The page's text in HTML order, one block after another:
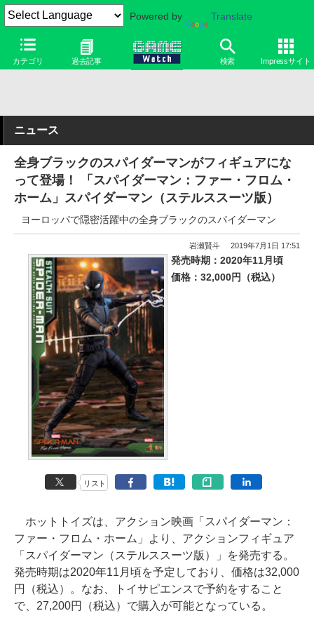
Powered by Translate
カテゴリ 過去記事 検索 Impressサイト
ニュース
全身ブラックのスパイダーマンがフィギュアにな
って登場！ 「スパイダーマン：ファー・フロム・
ホーム」スパイダーマン（ステルススーツ版）
ヨーロッパで隠密活躍中の全身ブラックのスパイダーマン
岩瀬賢斗 2019年7月1日 17:51
発売時期：2020年11月頃
価格：32,000円（税込）
リスト
ホットトイズは、アクション映画「スパイダーマン：
ファー・フロム・ホーム」より、アクションフィギュア
「スパイダーマン（ステルススーツ版）」を発売する。
発売時期は2020年11月頃を予定しており、価格は32,000
円（税込）。なお、トイサピエンスで予約をすること
で、27,200円（税込）で購入が可能となっている。